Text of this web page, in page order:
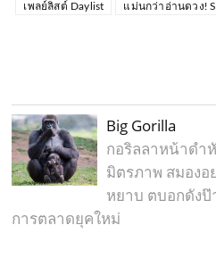
เพลย์ลิสต์ Daylist
แม่นกว่าอ่านดวง!
Big Gorilla
กอริลลาหน้าดำ
มิตรภาพ สมอง
หยาบ ตบอกดังป๊
การตลาดยุคใหม่